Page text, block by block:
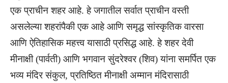
एक प्राचीन शहर आहे. हे जगातील सर्वात प्राचीन वस्ती
असलेल्या शहरांपैकी एक आहे आणि समृद्ध सांस्कृतिक वारसा
आणि ऐतिहासिक महत्त्व यासाठी प्रसिद्ध आहे. हे शहर देवी
मीनाक्षी (पार्वती) आणि भगवान सुंदरेश्वर (शिव) यांना समर्पित एक
भव्य मंदिर संकुल, प्रतिष्ठित मीनाक्षी अम्मान मंदिरासाठी